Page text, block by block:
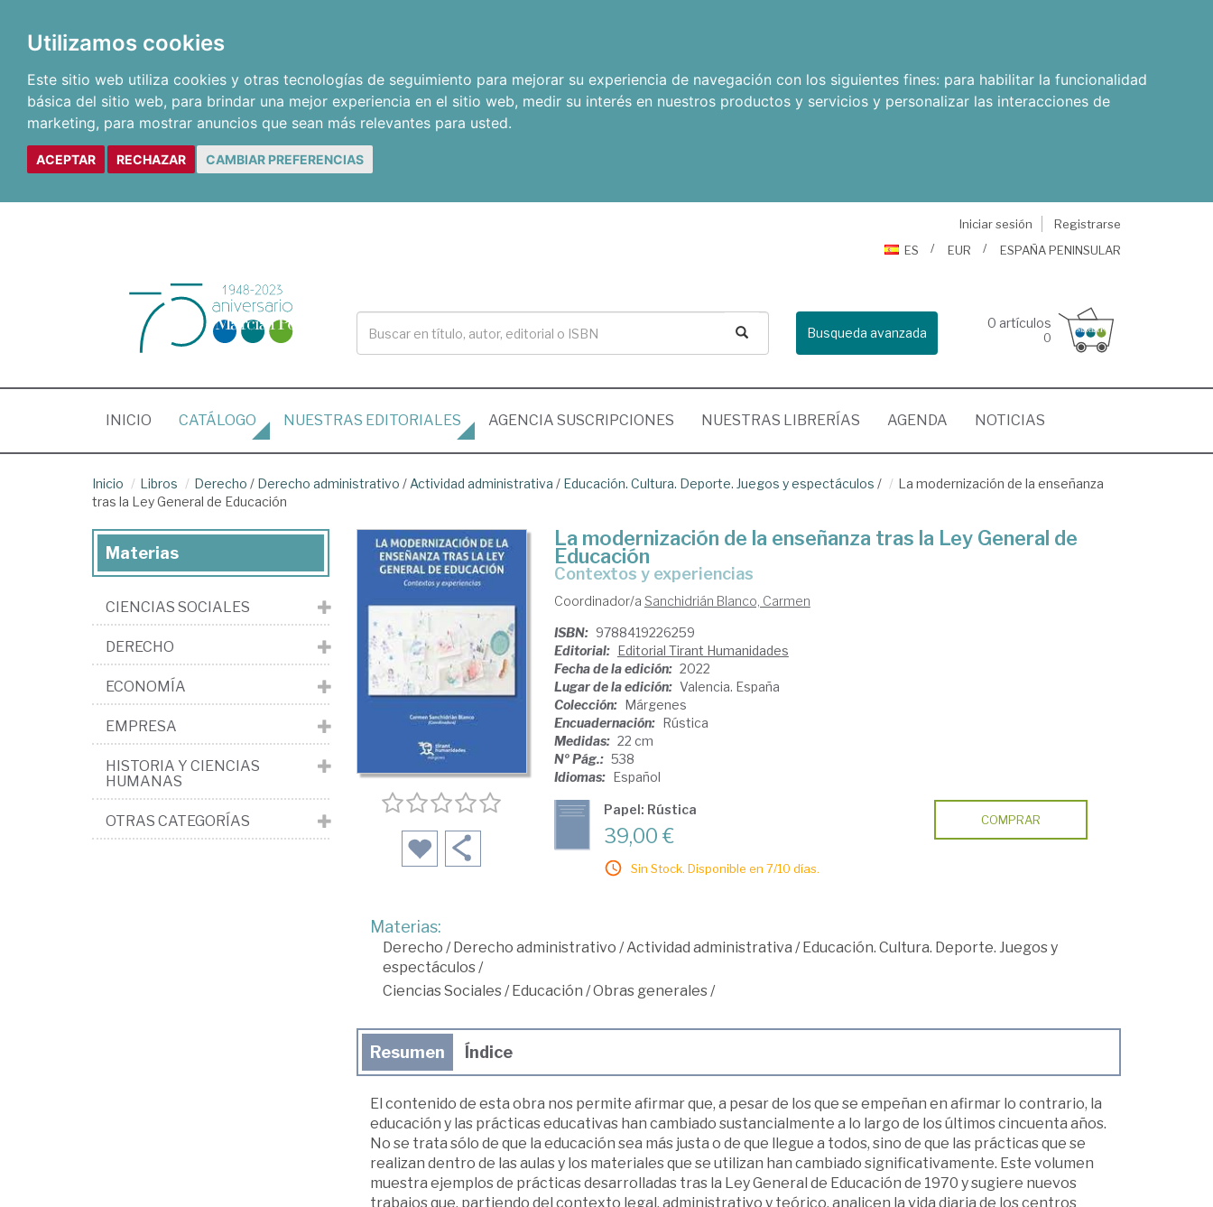
Utilizamos cookies
Este sitio web utiliza cookies y otras tecnologías de seguimiento para mejorar su experiencia de navegación con los siguientes fines: para habilitar la funcionalidad
básica del sitio web, para brindar una mejor experiencia en el sitio web, medir su interés en nuestros productos y servicios y personalizar las interacciones de
marketing, para mostrar anuncios que sean más relevantes para usted.
ACEPTAR RECHAZAR CAMBIAR PREFERENCIAS
Iniciar sesión
Registrarse
ES
EUR ESPAÑA PENINSULAR
Busqueda avanzada
0 artículos
0
INICIO (CURRENT)
CATÁLOGO NUESTRAS EDITORIALES AGENCIA SUSCRIPCIONES NUESTRAS LIBRERÍAS AGENDA NOTICIAS
Inicio Libros Derecho / Derecho administrativo / Actividad administrativa / Educación. Cultura. Deporte. Juegos y espectáculos /
La modernización de la enseñanza
tras la Ley General de Educación
La modernización de la enseñanza tras la Ley General de
Educación
contextos y experiencias
Coordinador/a Sanchidrián Blanco, Carmen
ISBN: 9788419226259
Editorial: Editorial Tirant Humanidades
Fecha de la edición: 2022
Lugar de la edición: Valencia. España
Colección: Márgenes
Encuadernación: Rústica
Medidas: 22 cm
Nº Pág.: 538
Idiomas: Español
Papel: Rústica
39,00 €
Sin Stock. Disponible en 7/10 días.
COMPRAR
Materias:
Derecho /Derecho administrativo /Actividad administrativa /Educación. Cultura. Deporte. Juegos y
espectáculos/
Ciencias Sociales/Educación /Obras generales/
Resumen Índice
El contenido de esta obra nos permite afirmar que, a pesar de los que se empeñan en afirmar lo contrario, la
educación y las prácticas educativas han cambiado sustancialmente a lo largo de los últimos cincuenta años.
No se trata sólo de que la educación sea más justa o de que llegue a todos, sino de que las prácticas que se
realizan dentro de las aulas y los materiales que se utilizan han cambiado significativamente. Este volumen
muestra ejemplos de prácticas desarrolladas tras la Ley General de Educación de 1970 y sugiere nuevos
trabajos que, partiendo del contexto legal, administrativo y teórico, analicen la vida diaria de los centros
Materias
CIENCIAS SOCIALES
DERECHO
ECONOMÍA
EMPRESA
HISTORIA Y CIENCIAS
HUMANAS
OTRAS CATEGORÍAS